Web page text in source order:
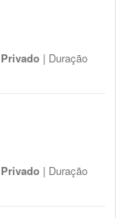
Privado | Duração
Privado | Duração